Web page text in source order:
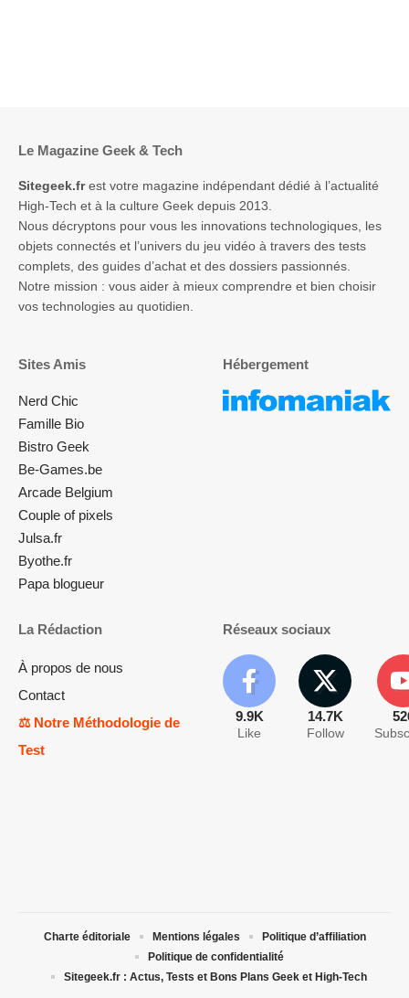
Le Magazine Geek & Tech
Sitegeek.frest votre magazine indépendant dédié à l’actualité
High-Tech et à la culture Geek depuis 2013.
Nous décryptons pour vous les innovations technologiques, les
objets connectés et l’univers du jeu vidéo à travers des tests
complets, des guides d’achat et des dossiers passionnés.
Notre mission : vous aider à mieux comprendre et bien choisir
vos technologies au quotidien.
Sites Amis
Nerd Chic
Famille Bio
Bistro Geek
Be-Games.be
Arcade Belgium
Couple of pixels
Julsa.fr
Byothe.fr
Papa blogueur
Hébergement
La Rédaction
À propos de nous
Contact
⚖️ Notre Méthodologie de
Test
Réseaux sociaux
9.9K
Like
14.7K
Follow
Charte éditoriale Mentions légales
Politique d’affiliation
Politique de confidentialité
Sitegeek.fr : Actus, Tests et Bons Plans Geek et High-Tech